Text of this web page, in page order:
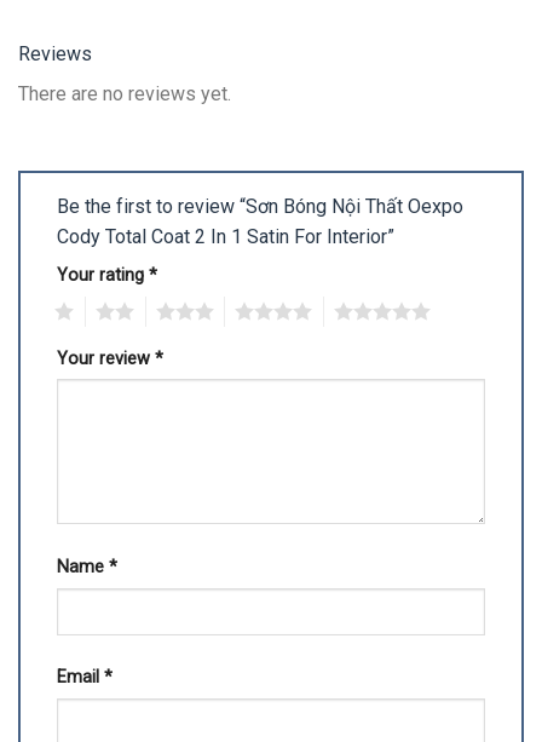
Reviews
There are no reviews yet.
Be the first to review “Sơn Bóng Nội Thất Oexpo
Cody Total Coat 2 In 1 Satin For Interior”
Your rating *
Your review *
Name *
Email *